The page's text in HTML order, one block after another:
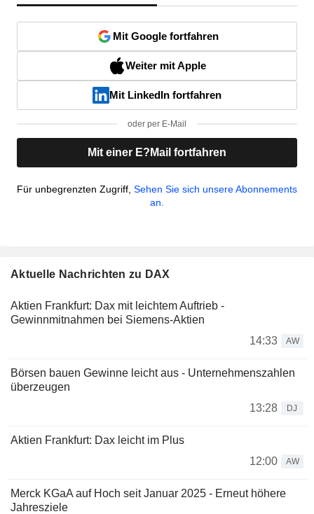
Mit Google fortfahren
Weiter mit Apple
Mit LinkedIn fortfahren
oder per E-Mail
Mit einer E?Mail fortfahren
Für unbegrenzten Zugriff, Sehen Sie sich unsere Abonnements
an.
Aktuelle Nachrichten zu DAX
Aktien Frankfurt: Dax mit leichtem Auftrieb -
Gewinnmitnahmen bei Siemens-Aktien
14:33
AW
Börsen bauen Gewinne leicht aus - Unternehmenszahlen
überzeugen
13:28
DJ
Aktien Frankfurt: Dax leicht im Plus
12:00
AW
Merck KGaA auf Hoch seit Januar 2025 - Erneut höhere
Jahresziele